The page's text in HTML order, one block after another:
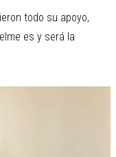
todo su apoyo,
es y será la